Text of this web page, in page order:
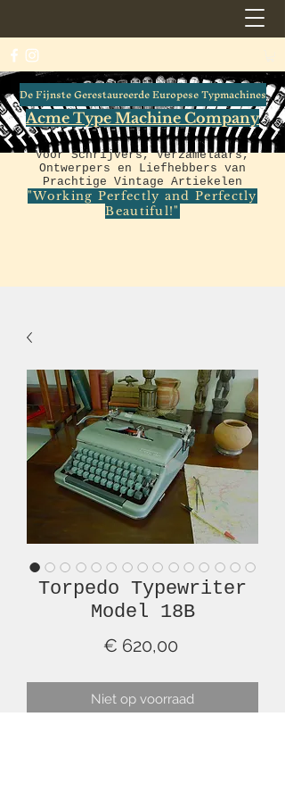
De Fijnste Gerestaureerde Europese Typmachines
Acme Type Machine Company
Voor Schrijvers, Verzamelaars,
Ontwerpers en Liefhebbers van
Prachtige Vintage Artiekelen
"Working Perfectly and Perfectly
Beautiful!"
Torpedo Typewriter
Model 18B
€ 620,00Prijs
Niet op voorraad